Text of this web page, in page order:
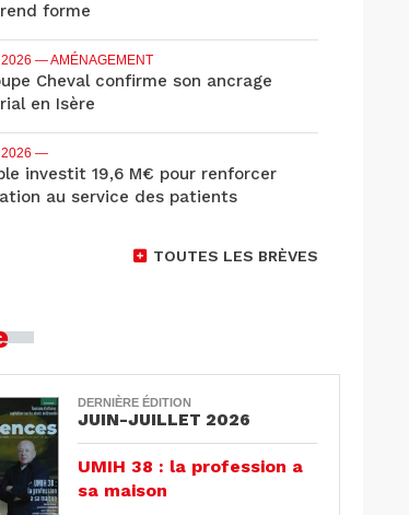
forme
— AMÉNAGEMENT
Cheval confirme son ancrage
en Isère
—
investit 19,6 M€ pour renforcer
au service des patients
TOUTES LES BRÈVES
DERNIÈRE ÉDITION
JUIN-JUILLET 2026
UMIH 38 : la profession a
sa maison